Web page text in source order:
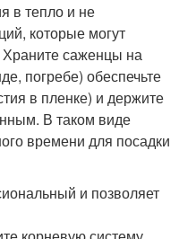
в тепло и не
которые могут
саженцы на
погребе) обеспечьте
в пленке) и держите
В таком виде
времени для посадки
и позволяет